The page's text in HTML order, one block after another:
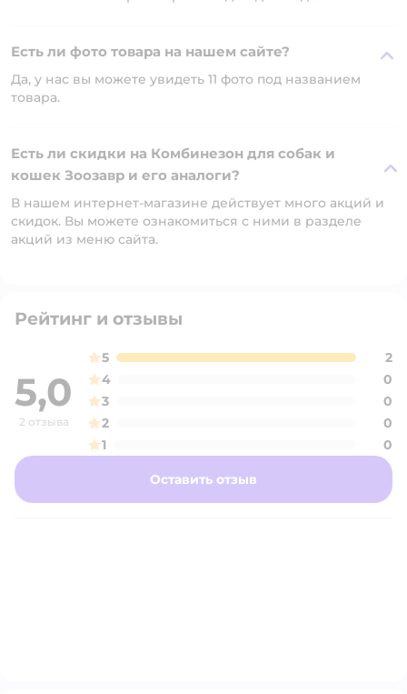
Есть ли фото товара на нашем сайте?
Да, у нас вы можете увидеть 11 фото под названием
товара.
Есть ли скидки на Комбинезон для собак и
кошек Зоозавр и его аналоги?
В нашем интернет-магазине действует много акций и
скидок. Вы можете ознакомиться с ними в разделе
акций из меню сайта.
Рейтинг и отзывы
5,0
2 отзыва
5
2
4
0
3
0
2
0
1
0
Оставить отзыв